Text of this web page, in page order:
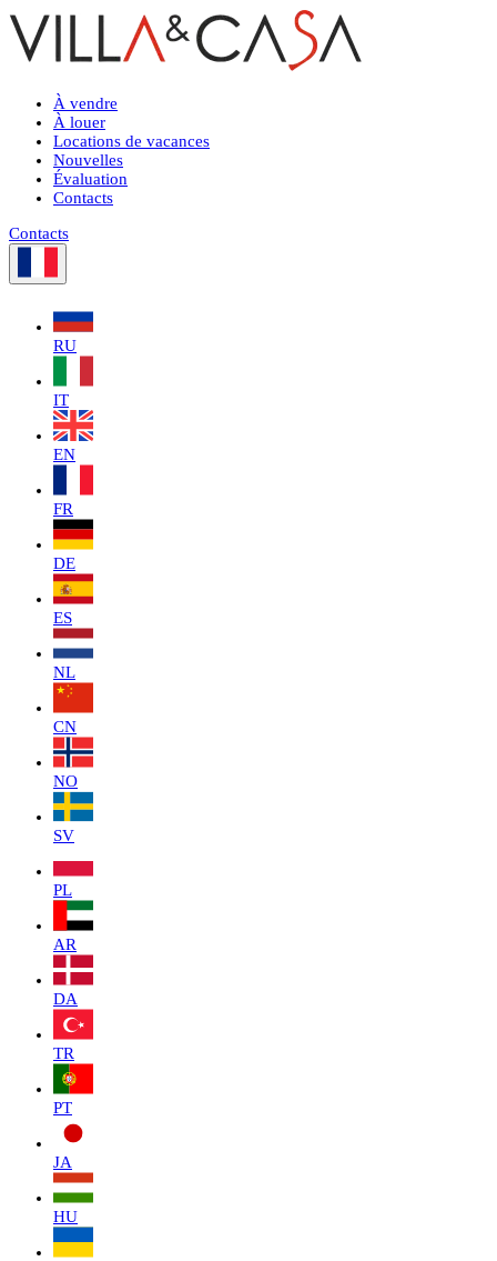
À vendre
À louer
Locations de vacances
Nouvelles
Évaluation
Contacts
Contacts
RU
IT
EN
FR
DE
ES
NL
CN
NO
SV
PL
AR
DA
TR
PT
JA
HU